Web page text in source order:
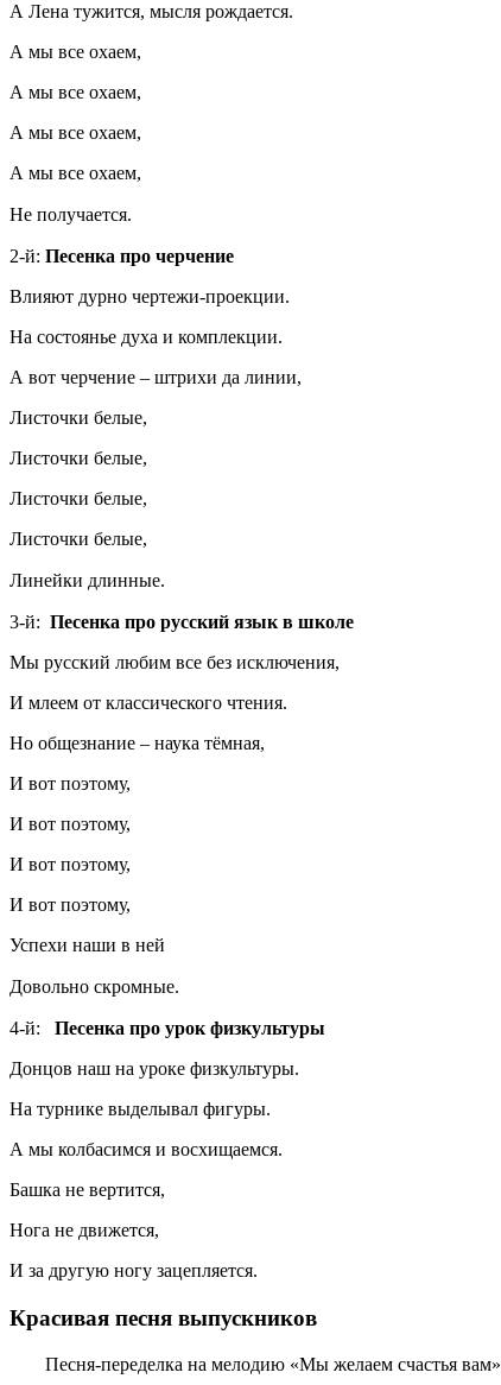
А Лена тужится, мысля рождается.
А мы все охаем,
А мы все охаем,
А мы все охаем,
А мы все охаем,
Не получается.
2-й: Песенка про черчение
Влияют дурно чертежи-проекции.
На состоянье духа и комплекции.
А вот черчение – штрихи да линии,
Листочки белые,
Листочки белые,
Листочки белые,
Листочки белые,
Линейки длинные.
3-й: Песенка про русский язык в школе
Мы русский любим все без исключения,
И млеем от классического чтения.
Но общезнание – наука тёмная,
И вот поэтому,
И вот поэтому,
И вот поэтому,
И вот поэтому,
Успехи наши в ней
Довольно скромные.
4-й: Песенка про урок физкультуры
Донцов наш на уроке физкультуры.
На турнике выделывал фигуры.
А мы колбасимся и восхищаемся.
Башка не вертится,
Нога не движется,
И за другую ногу зацепляется.
Красивая песня выпускников
Песня-переделка на мелодию «Мы желаем счастья вам»